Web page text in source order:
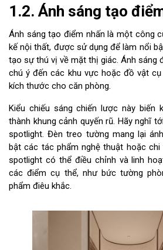
1.2. Ánh sáng tạo
Ánh sáng tạo điểm nhấn là một công
kế nội thất, được sử dụng để làm nổi
tạo sự thú vị về mặt thị giác. Ánh sáng
chú ý đến các khu vực hoặc đồ vật
kích thước cho căn phòng.
Kiểu chiếu sáng chiến lược này biến
thành khung cảnh quyến rũ. Hãy nghĩ
spotlight. Đèn treo tường mang lại
bật các tác phẩm nghệ thuật hoặc
spotlight có thể điều chỉnh và linh
các điểm cụ thể, như bức tường
phẩm điêu khắc.